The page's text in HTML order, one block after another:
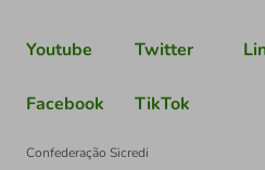
Youtube Twitter
Facebook TikTok
Confederação Sicredi